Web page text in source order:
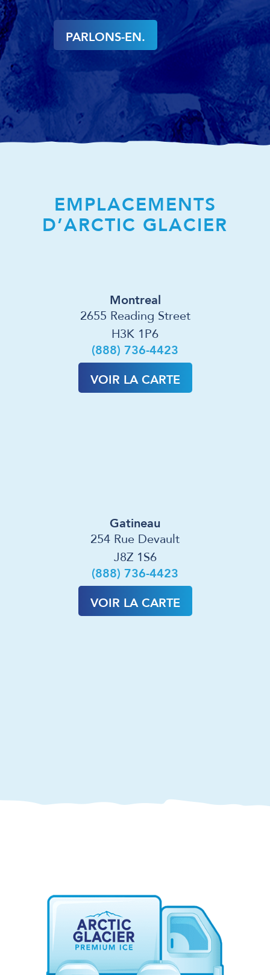
PARLONS-EN.
EMPLACEMENTS
D’ARCTIC GLACIER
Montreal
2655 Reading Street
H3K 1P6
(888) 736-4423
VOIR LA CARTE
Gatineau
254 Rue Devault
J8Z 1S6
(888) 736-4423
VOIR LA CARTE